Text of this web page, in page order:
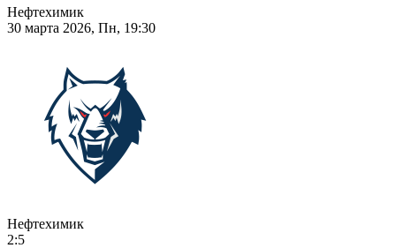
Нефтехимик
30 марта 2026, Пн, 19:30
Нефтехимик
2:5